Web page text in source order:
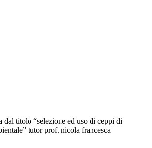
titolo “selezione ed uso di ceppi di
tutor prof. nicola francesca